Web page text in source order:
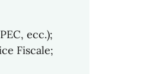
ecc.);
Fiscale;